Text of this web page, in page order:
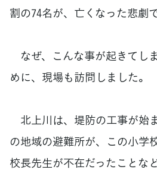
割の74名が、亡くなった悲劇で
なぜ、こんな事が起きてし
めに、現場も訪問しました。
北上川は、堤防の工事が始
の地域の避難所が、この小学
校長先生が不在だったことな